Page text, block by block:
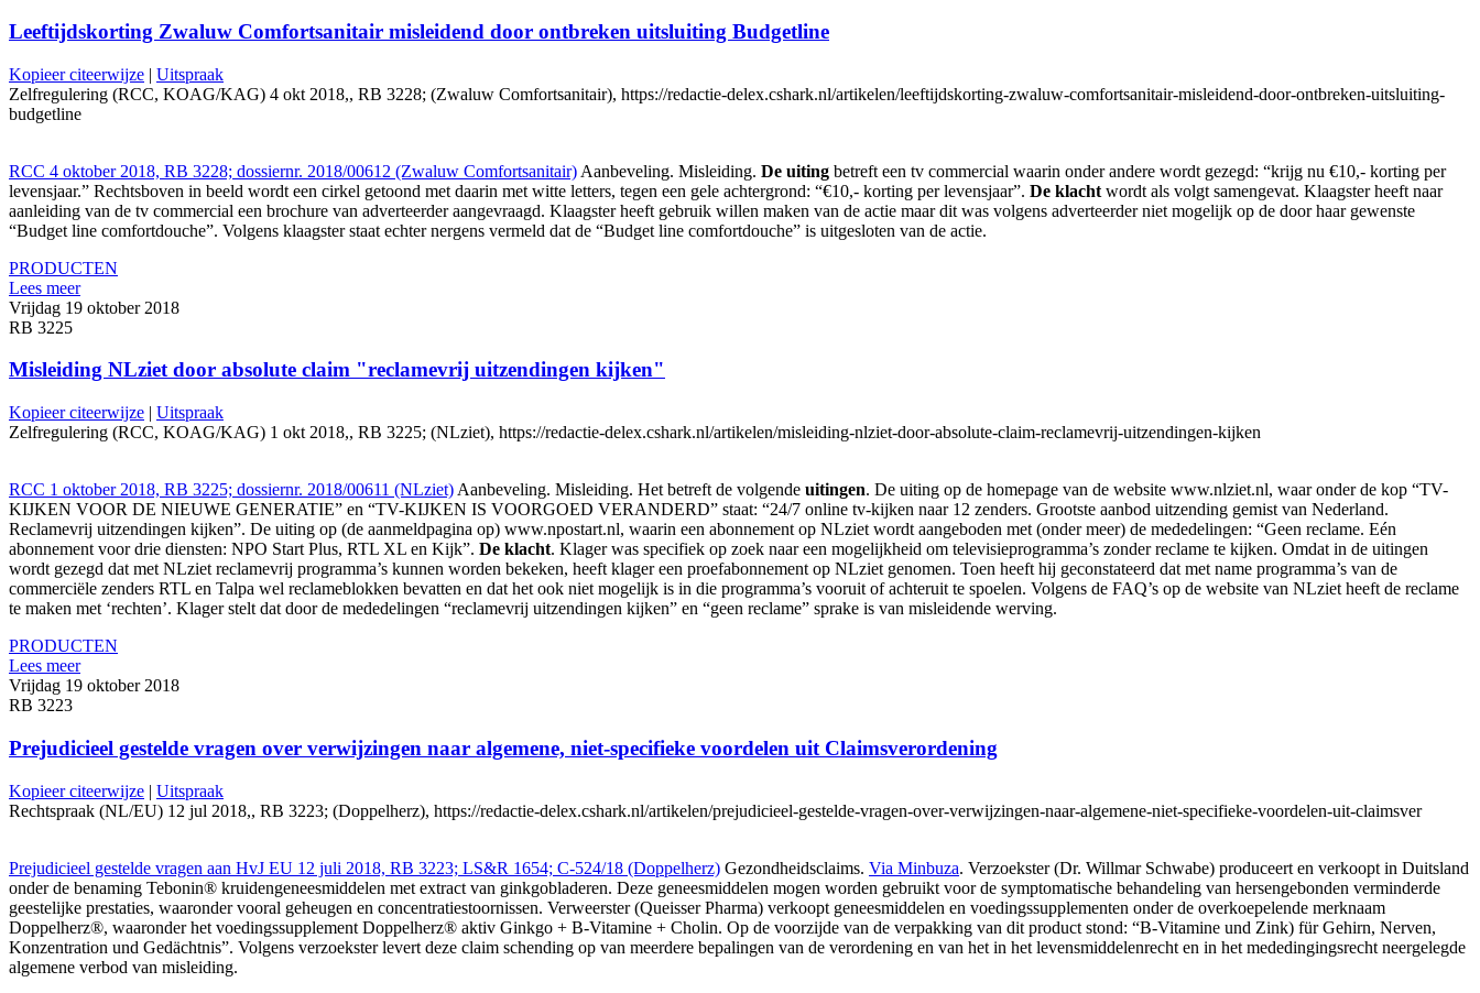
Leeftijdskorting Zwaluw Comfortsanitair misleidend door ontbreken uitsluiting Budgetline
Kopieer citeerwijze | Uitspraak
Zelfregulering (RCC, KOAG/KAG) 4 okt 2018,, RB 3228; (Zwaluw Comfortsanitair), https://redactie-delex.cshark.nl/artikelen/leeftijdskorting-zwaluw-comfortsanitair-misleidend-door-ontbreken-uitsluiting-
budgetline
RCC 4 oktober 2018, RB 3228; dossiernr. 2018/00612 (Zwaluw Comfortsanitair) Aanbeveling. Misleiding. De uiting betreft een tv commercial waarin onder andere wordt gezegd: “krijg nu €10,- korting per
levensjaar.” Rechtsboven in beeld wordt een cirkel getoond met daarin met witte letters, tegen een gele achtergrond: “€10,- korting per levensjaar”. De klacht wordt als volgt samengevat. Klaagster heeft naar
aanleiding van de tv commercial een brochure van adverteerder aangevraagd. Klaagster heeft gebruik willen maken van de actie maar dit was volgens adverteerder niet mogelijk op de door haar gewenste
“Budget line comfortdouche”. Volgens klaagster staat echter nergens vermeld dat de “Budget line comfortdouche” is uitgesloten van de actie.
PRODUCTEN
Lees meer
Vrijdag 19 oktober 2018
RB 3225
Misleiding NLziet door absolute claim "reclamevrij uitzendingen kijken"
Kopieer citeerwijze | Uitspraak
Zelfregulering (RCC, KOAG/KAG) 1 okt 2018,, RB 3225; (NLziet), https://redactie-delex.cshark.nl/artikelen/misleiding-nlziet-door-absolute-claim-reclamevrij-uitzendingen-kijken
RCC 1 oktober 2018, RB 3225; dossiernr. 2018/00611 (NLziet) Aanbeveling. Misleiding. Het betreft de volgende uitingen. De uiting op de homepage van de website www.nlziet.nl, waar onder de kop “TV-
KIJKEN VOOR DE NIEUWE GENERATIE” en “TV-KIJKEN IS VOORGOED VERANDERD” staat: “24/7 online tv-kijken naar 12 zenders. Grootste aanbod uitzending gemist van Nederland.
Reclamevrij uitzendingen kijken”. De uiting op (de aanmeldpagina op) www.npostart.nl, waarin een abonnement op NLziet wordt aangeboden met (onder meer) de mededelingen: “Geen reclame. Eén
abonnement voor drie diensten: NPO Start Plus, RTL XL en Kijk”. De klacht. Klager was specifiek op zoek naar een mogelijkheid om televisieprogramma’s zonder reclame te kijken. Omdat in de uitingen
wordt gezegd dat met NLziet reclamevrij programma’s kunnen worden bekeken, heeft klager een proefabonnement op NLziet genomen. Toen heeft hij geconstateerd dat met name programma’s van de
commerciële zenders RTL en Talpa wel reclameblokken bevatten en dat het ook niet mogelijk is in die programma’s vooruit of achteruit te spoelen. Volgens de FAQ’s op de website van NLziet heeft de reclame
te maken met ‘rechten’. Klager stelt dat door de mededelingen “reclamevrij uitzendingen kijken” en “geen reclame” sprake is van misleidende werving.
PRODUCTEN
Lees meer
Vrijdag 19 oktober 2018
RB 3223
Prejudicieel gestelde vragen over verwijzingen naar algemene, niet-specifieke voordelen uit Claimsverordening
Kopieer citeerwijze | Uitspraak
Rechtspraak (NL/EU) 12 jul 2018,, RB 3223; (Doppelherz), https://redactie-delex.cshark.nl/artikelen/prejudicieel-gestelde-vragen-over-verwijzingen-naar-algemene-niet-specifieke-voordelen-uit-claimsver
Prejudicieel gestelde vragen aan HvJ EU 12 juli 2018, RB 3223; LS&R 1654; C-524/18 (Doppelherz) Gezondheidsclaims. Via Minbuza. Verzoekster (Dr. Willmar Schwabe) produceert en verkoopt in Duitsland
onder de benaming Tebonin® kruidengeneesmiddelen met extract van ginkgobladeren. Deze geneesmiddelen mogen worden gebruikt voor de symptomatische behandeling van hersengebonden verminderde
geestelijke prestaties, waaronder vooral geheugen en concentratiestoornissen. Verweerster (Queisser Pharma) verkoopt geneesmiddelen en voedingssupplementen onder de overkoepelende merknaam
Doppelherz®, waaronder het voedingssupplement Doppelherz® aktiv Ginkgo + B-Vitamine + Cholin. Op de voorzijde van de verpakking van dit product stond: “B-Vitamine und Zink) für Gehirn, Nerven,
Konzentration und Gedächtnis”. Volgens verzoekster levert deze claim schending op van meerdere bepalingen van de verordening en van het in het levensmiddelenrecht en in het mededingingsrecht neergelegde
algemene verbod van misleiding.